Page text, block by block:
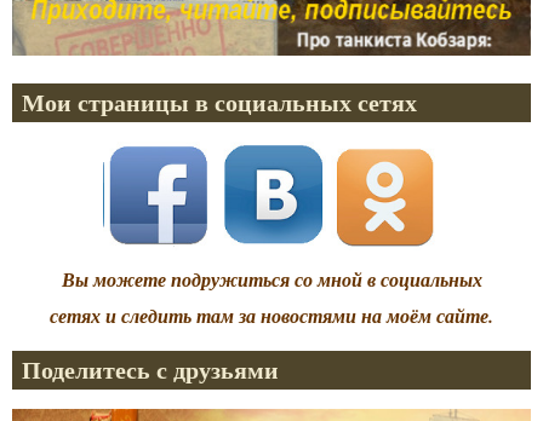
Мои страницы в социальных сетях
Вы можете подружиться со мной в социальных
сетях и следить там за новостями на моём сайте.
Поделитесь с друзьями